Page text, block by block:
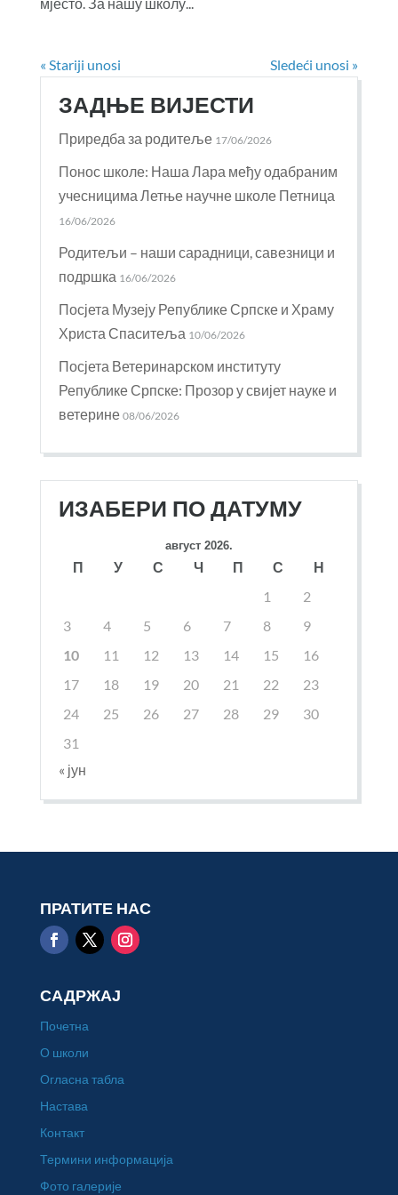
« Stariji unosi Sledeći unosi »
ЗАДЊЕ ВИЈЕСТИ
Приредба за родитеље 17/06/2026
Понос школе: Наша Лара међу одабраним
учесницима Летње научне школе Петница
16/06/2026
Родитељи – наши сарадници, савезници и
подршка 16/06/2026
Посјета Музеју Републике Српске и Храму
Христа Спаситеља 10/06/2026
Посјета Ветеринарском институту
Републике Српске: Прозор у свијет науке и
ветерине 08/06/2026
ИЗАБЕРИ ПО ДАТУМУ
август 2026.
П У С Ч П С
Н
1
2
3
4 5 6 7 8
9
10
11 12 13 14 15
16
17
18 19 20 21 22
23
24
25 26 27 28 29
30
31
« јун
ПРАТИТЕ НАС
САДРЖАЈ
Почетна
О школи
Огласна табла
Настава
Контакт
Термини информација
Фото галерије